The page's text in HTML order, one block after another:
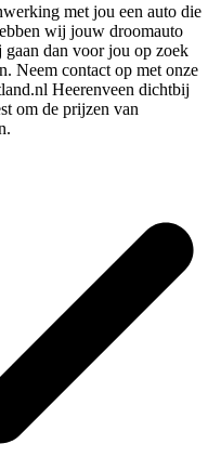
met jou een auto die
wij jouw droomauto
gaan dan voor jou op zoek
Neem contact op met onze
Heerenveen dichtbij
om de prijzen van